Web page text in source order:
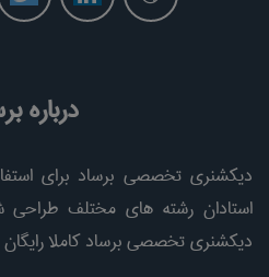
درباره
دیکشنری تخصصی برساد برای
استادان رشته های مختلف طراحی
دیکشنری تخصصی برساد کاملا